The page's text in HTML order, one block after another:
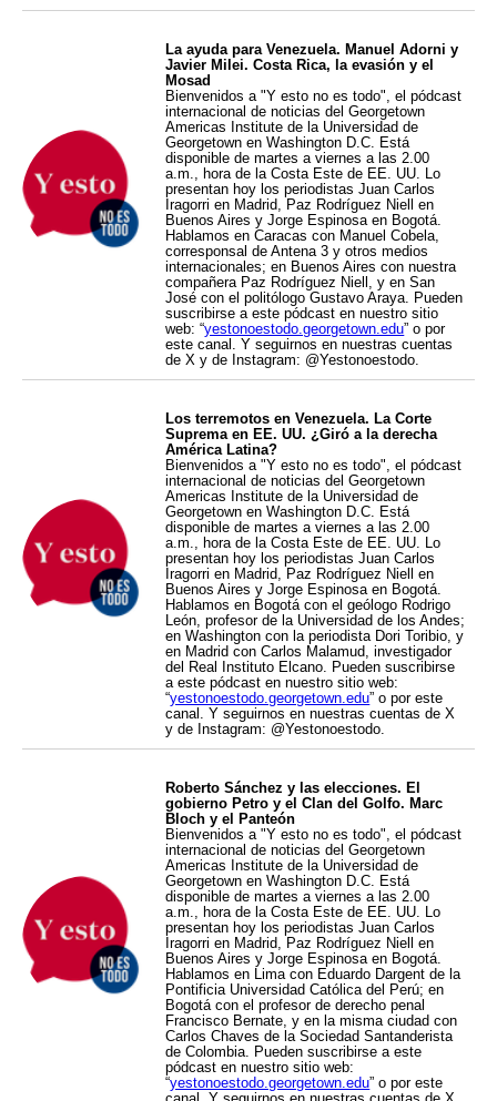
La ayuda para Venezuela. Manuel Adorni y
Javier Milei. Costa Rica, la evasión y el
Mosad
Bienvenidos a "Y esto no es todo", el pódcast
internacional de noticias del Georgetown
Americas Institute de la Universidad de
Georgetown en Washington D.C. Está
disponible de martes a viernes a las 2.00
a.m., hora de la Costa Este de EE. UU. Lo
presentan hoy los periodistas Juan Carlos
Iragorri en Madrid, Paz Rodríguez Niell en
Buenos Aires y Jorge Espinosa en Bogotá.
Hablamos en Caracas con Manuel Cobela,
corresponsal de Antena 3 y otros medios
internacionales; en Buenos Aires con nuestra
compañera Paz Rodríguez Niell, y en San
José con el politólogo Gustavo Araya. Pueden
suscribirse a este pódcast en nuestro sitio
web: “yestonoestodo.georgetown.edu” o por
este canal. Y seguirnos en nuestras cuentas
de X y de Instagram: @Yestonoestodo.
Los terremotos en Venezuela. La Corte
Suprema en EE. UU. ¿Giró a la derecha
América Latina?
Bienvenidos a "Y esto no es todo", el pódcast
internacional de noticias del Georgetown
Americas Institute de la Universidad de
Georgetown en Washington D.C. Está
disponible de martes a viernes a las 2.00
a.m., hora de la Costa Este de EE. UU. Lo
presentan hoy los periodistas Juan Carlos
Iragorri en Madrid, Paz Rodríguez Niell en
Buenos Aires y Jorge Espinosa en Bogotá.
Hablamos en Bogotá con el geólogo Rodrigo
León, profesor de la Universidad de los Andes;
en Washington con la periodista Dori Toribio, y
en Madrid con Carlos Malamud, investigador
del Real Instituto Elcano. Pueden suscribirse
a este pódcast en nuestro sitio web:
“yestonoestodo.georgetown.edu” o por este
canal. Y seguirnos en nuestras cuentas de X
y de Instagram: @Yestonoestodo.
Roberto Sánchez y las elecciones. El
gobierno Petro y el Clan del Golfo. Marc
Bloch y el Panteón
Bienvenidos a "Y esto no es todo", el pódcast
internacional de noticias del Georgetown
Americas Institute de la Universidad de
Georgetown en Washington D.C. Está
disponible de martes a viernes a las 2.00
a.m., hora de la Costa Este de EE. UU. Lo
presentan hoy los periodistas Juan Carlos
Iragorri en Madrid, Paz Rodríguez Niell en
Buenos Aires y Jorge Espinosa en Bogotá.
Hablamos en Lima con Eduardo Dargent de la
Pontificia Universidad Católica del Perú; en
Bogotá con el profesor de derecho penal
Francisco Bernate, y en la misma ciudad con
Carlos Chaves de la Sociedad Santanderista
de Colombia. Pueden suscribirse a este
pódcast en nuestro sitio web:
“yestonoestodo.georgetown.edu” o por este